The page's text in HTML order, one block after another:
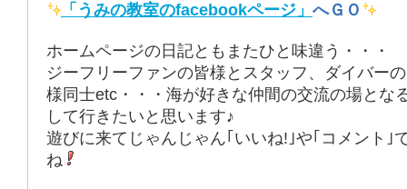
「うみの教室のfacebookページ」 へＧＯ
ホームページの日記ともまたひと味違う・・・
ジーフリーファンの皆様とスタッフ、ダイバー
様同士etc・・・海が好きな仲間の交流の場とな
して行きたいと思います♪
遊びに来てじゃんじゃん｢いいね!｣や｢コメント｣
ね